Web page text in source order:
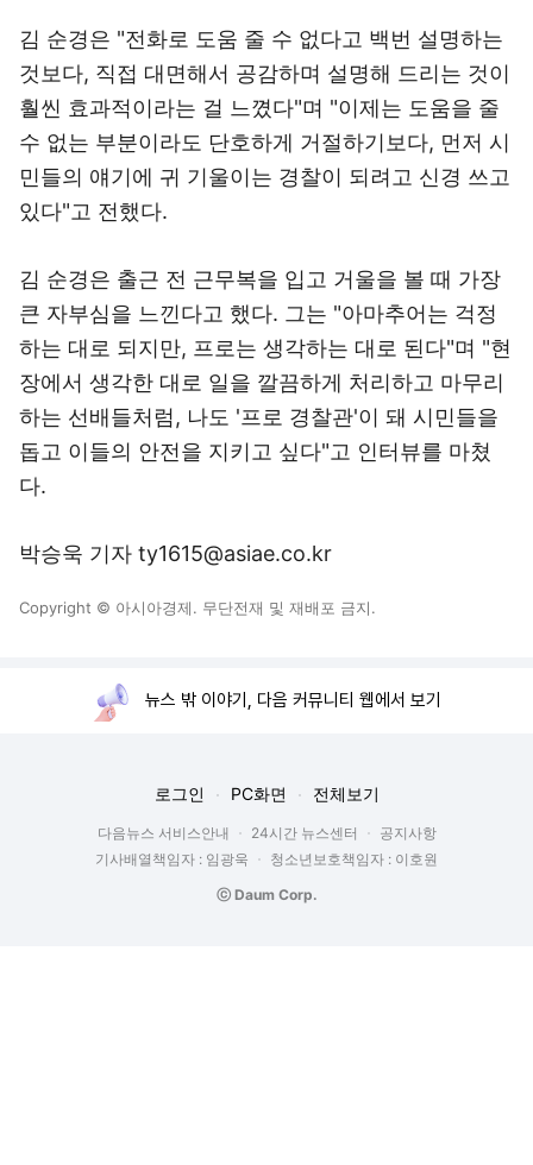
김 순경은 "전화로 도움 줄 수 없다고 백번 설명하는
것보다, 직접 대면해서 공감하며 설명해 드리는 것이
훨씬 효과적이라는 걸 느꼈다"며 "이제는 도움을 줄
수 없는 부분이라도 단호하게 거절하기보다, 먼저 시
민들의 얘기에 귀 기울이는 경찰이 되려고 신경 쓰고
있다"고 전했다.
김 순경은 출근 전 근무복을 입고 거울을 볼 때 가장
큰 자부심을 느낀다고 했다. 그는 "아마추어는 걱정
하는 대로 되지만, 프로는 생각하는 대로 된다"며 "현
장에서 생각한 대로 일을 깔끔하게 처리하고 마무리
하는 선배들처럼, 나도 '프로 경찰관'이 돼 시민들을
돕고 이들의 안전을 지키고 싶다"고 인터뷰를 마쳤
다.
박승욱 기자 ty1615@asiae.co.kr
Copyright © 아시아경제. 무단전재 및 재배포 금지.
뉴스 밖 이야기, 다음 커뮤니티 웹에서 보기
로그인 PC화면 전체보기
다음뉴스 서비스안내 24시간 뉴스센터
공지사항
기사배열책임자 : 임광욱
청소년보호책임자 : 이호원
ⓒ Daum Corp.